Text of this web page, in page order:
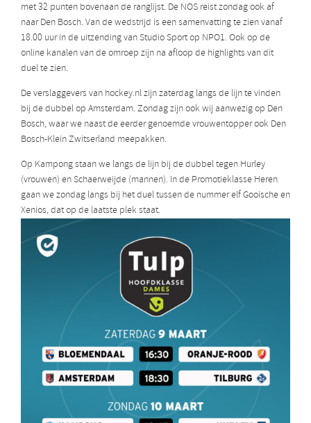
met 32 punten bovenaan de ranglijst. De NOS reist zondag ook af
naar Den Bosch. Van de wedstrijd is een samenvatting te zien vanaf
18.00 uur in de uitzending van Studio Sport op NPO1. Ook op de
online kanalen van de omroep zijn na afloop de highlights van dit
duel te zien.
De verslaggevers van hockey.nl zijn zaterdag langs de lijn te vinden
bij de dubbel op Amsterdam. Zondag zijn ook wij aanwezig op Den
Bosch, waar we naast de eerder genoemde vrouwentopper ook Den
Bosch-Klein Zwitserland meepakken.
Op Kampong staan we langs de lijn bij de dubbel tegen Hurley
(vrouwen) en Schaerweijde (mannen). In de Promotieklasse Heren
gaan we zondag langs bij het duel tussen de nummer elf Gooische en
Xenios, dat op de laatste plek staat.